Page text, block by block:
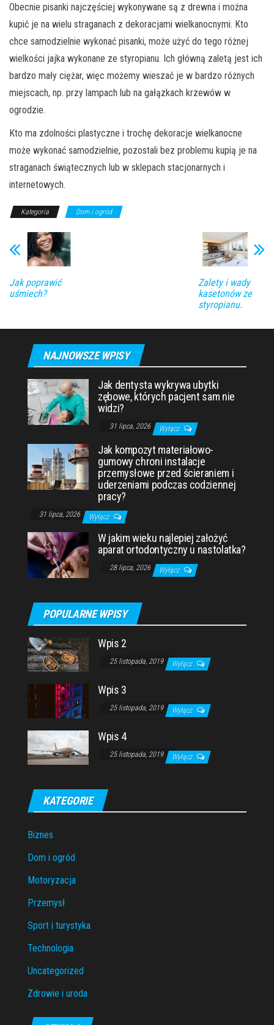
Obecnie pisanki najczęściej wykonywane są z drewna i można
kupić je na wielu straganach z dekoracjami wielkanocnymi. Kto
chce samodzielnie wykonać pisanki, może użyć do tego różnej
wielkości jajka wykonane ze styropianu. Ich główną zaletą jest ich
bardzo mały ciężar, więc możemy wieszać je w bardzo różnych
miejscach, np. przy lampach lub na gałązkach krzewów w
ogrodzie.
Kto ma zdolności plastyczne i trochę dekoracje wielkanocne
może wykonać samodzielnie, pozostali bez problemu kupią je na
straganach świątecznych lub w sklepach stacjonarnych i
internetowych.
Kategoria Dom i ogród
Jak poprawić
uśmiech?
Zalety i wady
kasetonów ze
styropianu.
NAJNOWSZE WPISY
Jak dentysta wykrywa ubytki
zębowe, których pacjent sam nie
widzi?
31 lipca, 2026 Wyłącz
Jak kompozyt materiałowo-
gumowy chroni instalacje
przemysłowe przed ścieraniem i
uderzeniami podczas codziennej
pracy?
31 lipca, 2026 Wyłącz
W jakim wieku najlepiej założyć
aparat ortodontyczny u nastolatka?
28 lipca, 2026 Wyłącz
POPULARNE WPISY
Wpis 2
25 listopada, 2019 Wyłącz
Wpis 3
25 listopada, 2019 Wyłącz
Wpis 4
25 listopada, 2019 Wyłącz
KATEGORIE
Biznes
Dom i ogród
Motoryzacja
Przemysł
Sport i turystyka
Technologia
Uncategorized
Zdrowie i uroda